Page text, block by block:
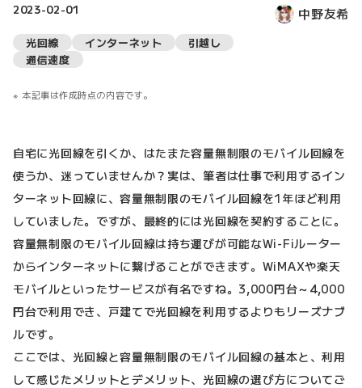
2023-02-01 中野友希
光回線 インターネット
引越し
通信速度
本記事は作成時点の内容です。
自宅に光回線を引くか、はたまた容量無制限のモバイル回線を
使うか、迷っていませんか？実は、筆者は仕事で利用するイン
ターネット回線に、容量無制限のモバイル回線を1年ほど利用
していました。ですが、最終的には光回線を契約することに。
容量無制限のモバイル回線は持ち運びが可能なWi-Fiルーター
からインターネットに繋げることができます。WiMAXや楽天
モバイルといったサービスが有名ですね。3,000円台～4,000
円台で利用でき、戸建てで光回線を利用するよりもリーズナブ
ルです。
ここでは、光回線と容量無制限のモバイル回線の基本と、利用
して感じたメリットとデメリット、光回線の選び方についてご